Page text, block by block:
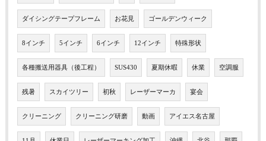
ダイシングテープフレーム お花見 ゴールデンウィーク
8インチ 5インチ 6インチ 12インチ 特殊形状
各種搬送用器具（後工程） SUS430 夏期休暇 休業 空調服
残暑 スカイツリー 初秋 レーザーマーカ 宴会
クリーニング クリーニング研磨 動画 アイエス名古屋